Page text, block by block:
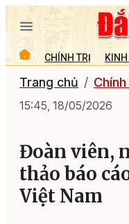
CHÍNH TRỊ KINH
Trang chủ
15:45, 18/05/2026
Đoàn viên,
thảo báo
Việt Nam